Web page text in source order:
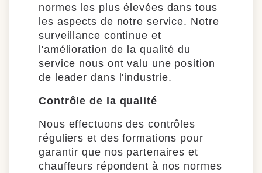
normes les plus élevées dans tous
les aspects de notre service. Notre
surveillance continue et
l'amélioration de la qualité du
service nous ont valu une position
de leader dans l'industrie.
Contrôle de la qualité
Nous effectuons des contrôles
réguliers et des formations pour
garantir que nos partenaires et
chauffeurs répondent à nos normes